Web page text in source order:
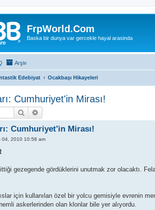
FrpWorld.Com
Baska bir dunya var gercekle hayal arasinda
Arşiv
Edebiyat Ocakbaşı Hikayeleri
Cumhuriyet'in Mirası!
Search
Cumhuriyet'in Mirası!
04, 2010 10:58 am
gezegende gördüklerini unutmak zor olacaktı.
için kullanılan özel bir yolcu gemisiyle evrenin
askerlerinden olan klonlar bile yer alıyordu.